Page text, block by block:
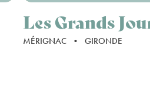
Les Grands
MÉRIGNAC • GIRONDE